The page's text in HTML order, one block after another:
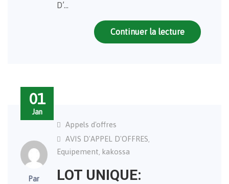
D’…
Continuer la lecture
01
Jan
Par
Appels d'offres
AVIS D'APPEL D'OFFRES,
Equipement, kakossa
LOT UNIQUE: